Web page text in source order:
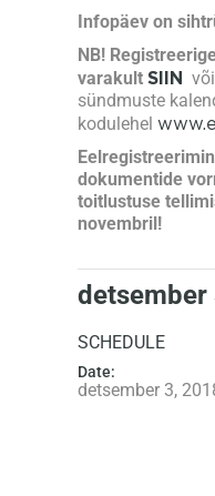
Infopäev on
NB!
varakult SIIN või
sündmuste
kodulehel
dokumentide
toitlustuse
novembril!
detsember
SCHEDULE
Date:
detsember 3,